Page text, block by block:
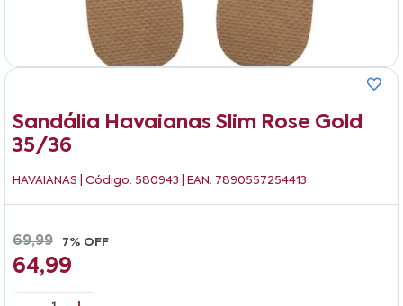
Sandália Havaianas Slim Rose Gold
35/36
HAVAIANAS | Código: 580943 | EAN: 7890557254413
69,99 7% OFF
64,99